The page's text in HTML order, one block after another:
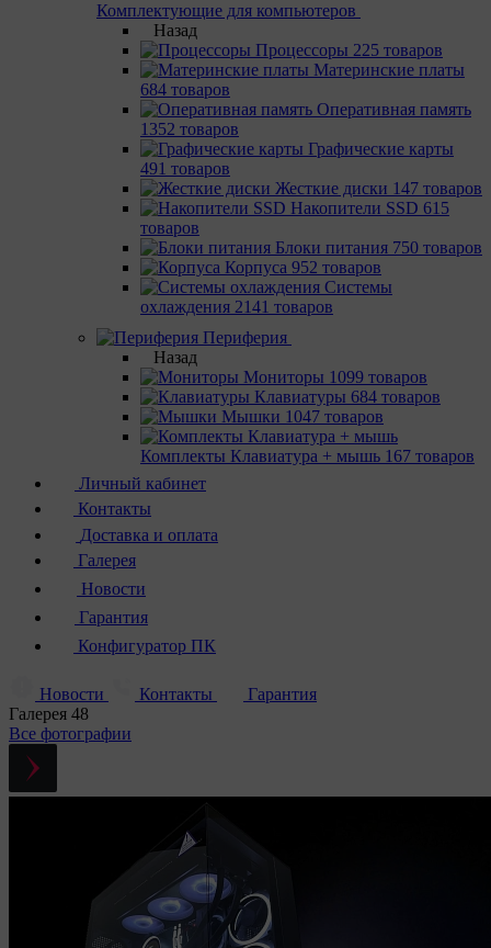
Комплектующие для компьютеров
Назад
Процессоры 225 товаров
Материнcкие платы
684 товаров
Оперативная память
1352 товаров
Графические карты
491 товаров
Жесткие диски 147 товаров
Накопители SSD 615
товаров
Блоки питания 750 товаров
Корпуса 952 товаров
Системы
охлаждения 2141 товаров
Периферия
Назад
Мониторы 1099 товаров
Клавиатуры 684 товаров
Мышки 1047 товаров
Комплекты Клавиатура + мышь 167 товаров
Личный кабинет
Контакты
Доставка и оплата
Галерея
Новости
Гарантия
Конфигуратор ПК
Новости Контакты
Гарантия
Галерея 48
Все фотографии